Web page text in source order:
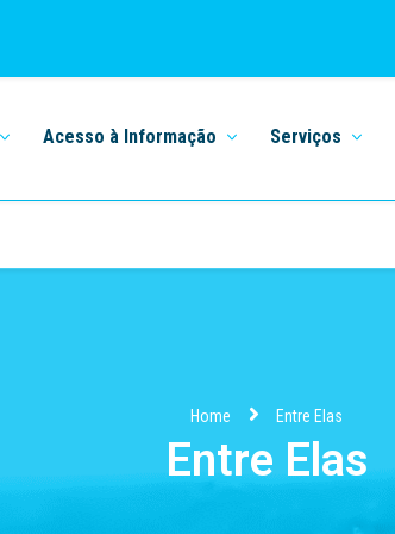
Acesso à Informação Serviços
Home Entre Elas
Entre Elas